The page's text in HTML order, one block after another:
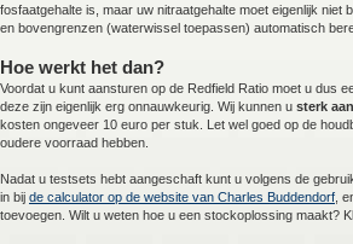
fosfaatgehalte is, maar uw nitraatgehalte moet eigenlijk
en bovengrenzen (waterwissel toepassen) automatisch
Hoe werkt het dan?
Voordat u kunt aansturen op de Redfield Ratio moet u dus
deze zijn eigenlijk erg onnauwkeurig. Wij kunnen u sterk
kosten ongeveer 10 euro per stuk. Let wel goed op de
oudere voorraad hebben.
Nadat u testsets hebt aangeschaft kunt u volgens de
in bij de calculator op de website van Charles Buddendorf ,
toevoegen. Wilt u weten hoe u een stockoplossing maakt?